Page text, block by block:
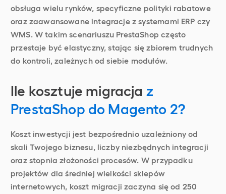
obsługa wielu rynków, specyficzne polityki rabatowe
oraz zaawansowane integracje z systemami ERP czy
WMS. W takim scenariuszu PrestaShop często
przestaje być elastyczny, stając się zbiorem trudnych
do kontroli, zależnych od siebie modułów.
Ile kosztuje migracja z
PrestaShop do Magento 2?
Koszt inwestycji jest bezpośrednio uzależniony od
skali Twojego biznesu, liczby niezbędnych integracji
oraz stopnia złożoności procesów. W przypadku
projektów dla średniej wielkości sklepów
internetowych, koszt migracji zaczyna się od 250